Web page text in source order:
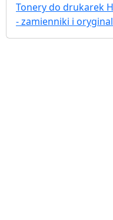
Tonery do drukarek
- zamienniki i